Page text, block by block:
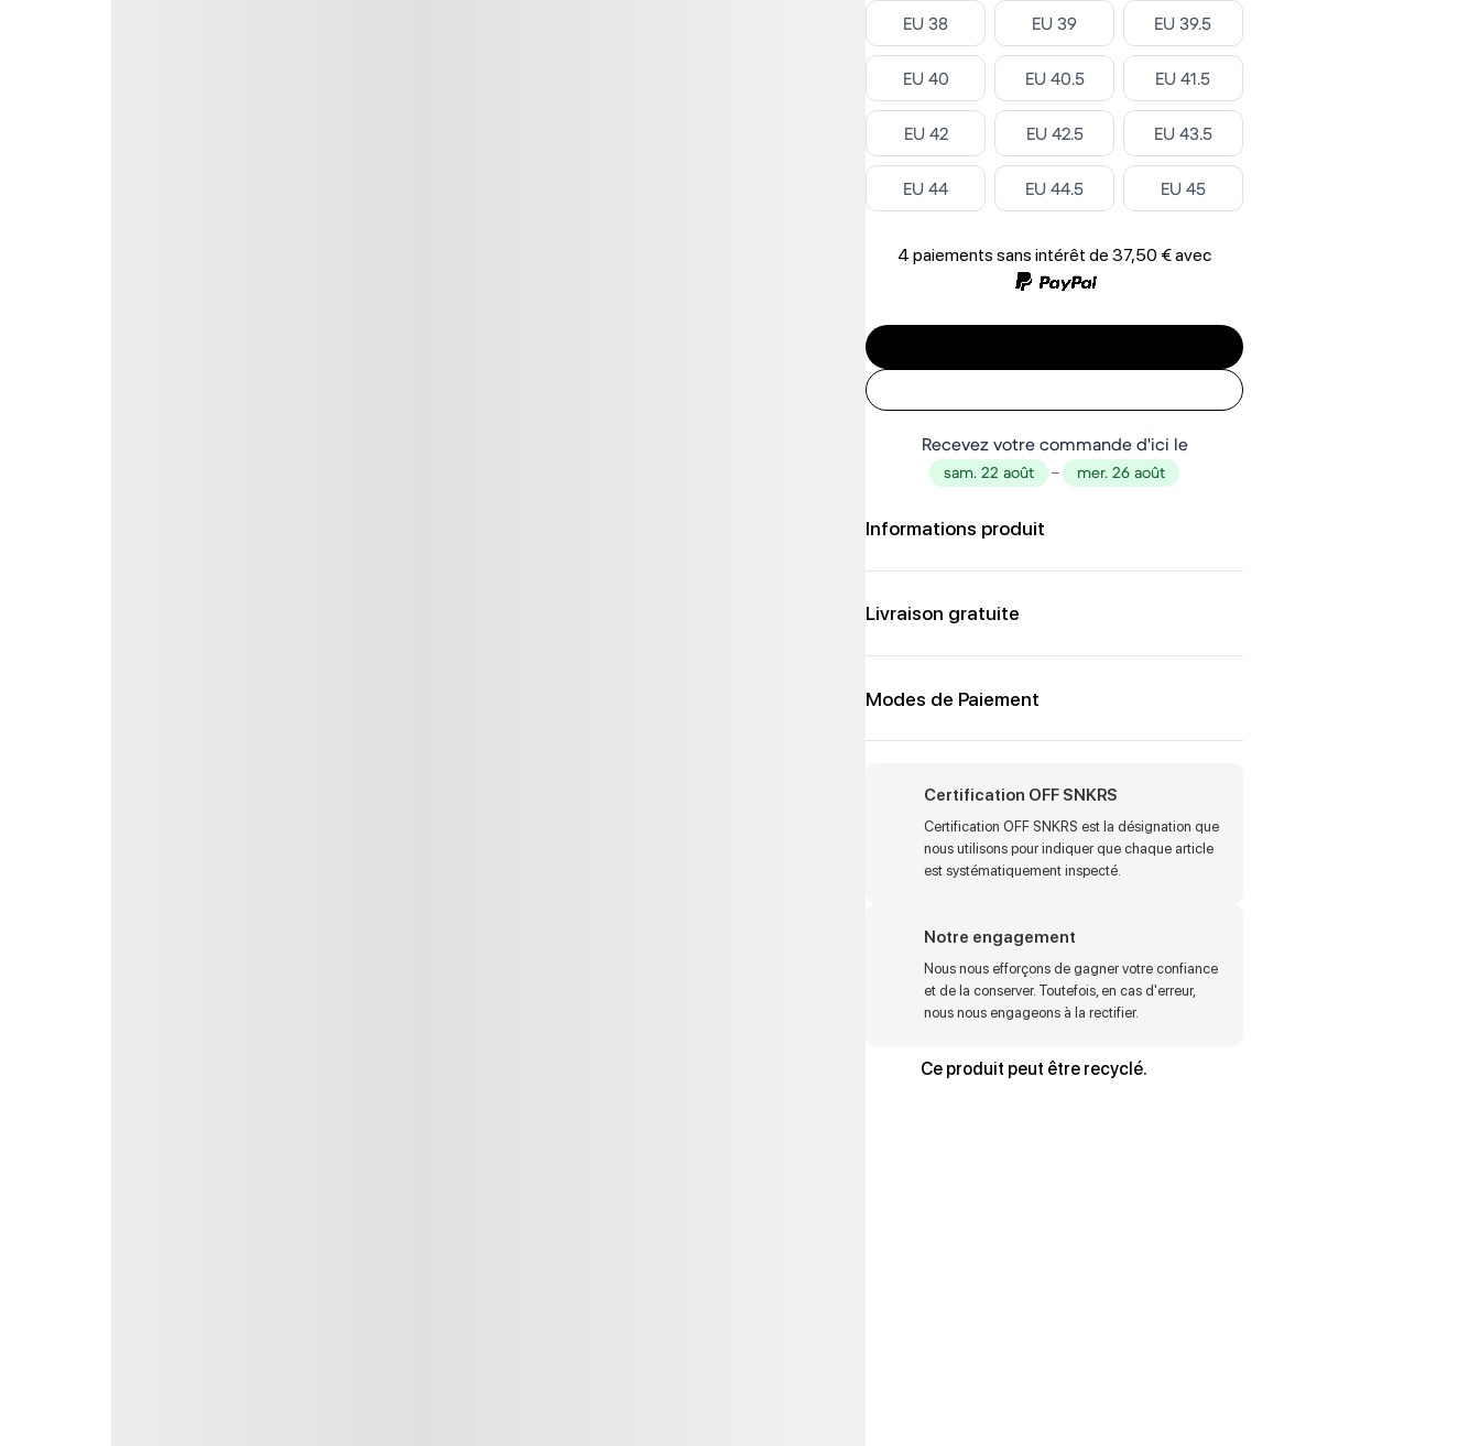
Select ‎
EU 38 Select ‎
EU 39 Select ‎
EU 39.5
Select ‎
EU 40 Select ‎
EU 40.5 Select ‎
EU 41.5
Select ‎
EU 42 Select ‎
EU 42.5 Select ‎
EU 43.5
Select ‎
EU 44 Select ‎
EU 44.5 Select ‎
EU 45
4 paiements sans intérêt de37,50 €avec
Recevez votre commande d'ici le
sam. 22 août – mer. 26 août
Informations produit
Livraison gratuite
Modes de Paiement
Certification OFF SNKRS
Certification OFF SNKRS est la désignation que
nous utilisons pour indiquer que chaque article
est systématiquement inspecté.
Notre engagement
Nous nous efforçons de gagner votre confiance
et de la conserver. Toutefois, en cas d'erreur,
nous nous engageons à la rectifier.
Ce produit peut être recyclé.